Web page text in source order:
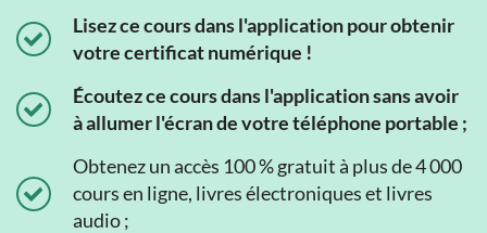
Lisez ce cours dans l'application pour obtenir
votre certificat numérique !
Écoutez ce cours dans l'application sans avoir
à allumer l'écran de votre téléphone portable ;
Obtenez un accès 100 % gratuit à plus de 4 000
cours en ligne, livres électroniques et livres
audio ;